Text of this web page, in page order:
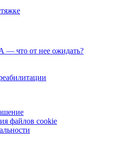
— что от нее ожидать?
файлов cookie